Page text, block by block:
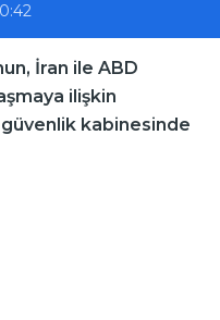
İran ile ABD
ilişkin
güvenlik kabinesinde